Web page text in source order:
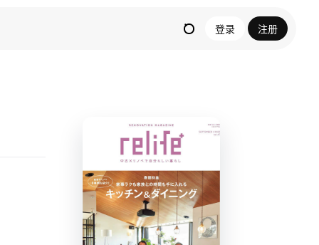
登录 注册